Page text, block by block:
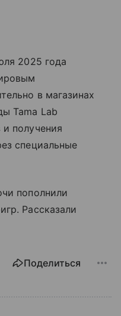
2025 года
в магазинах
Tama Lab
получения
специальные
пополнили
Рассказали
Поделиться